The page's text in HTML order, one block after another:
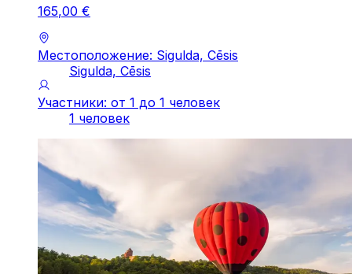
165,00 €
Местоположение: Sigulda, Cēsis
Sigulda, Cēsis
Участники: от 1 до 1 человек
1 человек